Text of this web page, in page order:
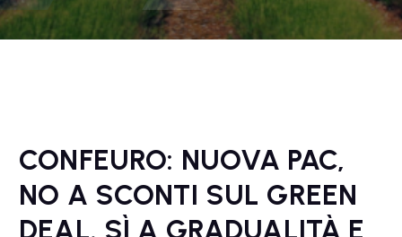
CONFEURO: NUOVA PAC,
NO A SCONTI SUL GREEN
DEAL. SÌ A GRADUALITÀ E